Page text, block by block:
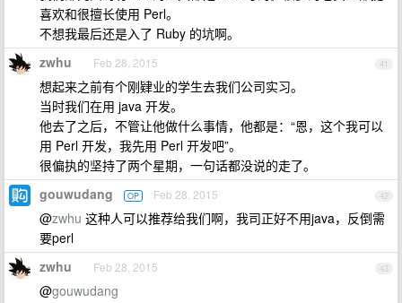
喜欢和很擅长使用 Perl。
不想我最后还是入了 Ruby 的坑啊。
41
zwhu Feb 28, 2015
想起来之前有个刚肄业的学生去我们公司实习。
当时我们在用 java 开发。
他去了之后，不管让他做什么事情，他都是：“恩，这个我可以
用 Perl 开发，我先用 Perl 开发吧”。
很偏执的坚持了两个星期，一句话都没说的走了。
42
gouwudang OP Feb 28, 2015
@zwhu 这种人可以推荐给我们啊，我司正好不用java，反倒需
要perl
43
zwhu Feb 28, 2015
@gouwudang